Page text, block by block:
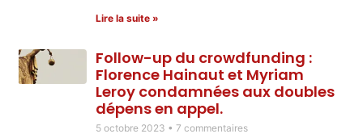
Lire la suite »
Follow-up du crowdfunding :
Florence Hainaut et Myriam
Leroy condamnées aux doubles
dépens en appel.
5 octobre 2023 7 commentaires